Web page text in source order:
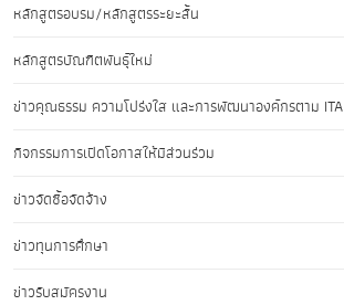
หลักสูตรอบรม/หลักสูตรระยะสั้น
หลักสูตรบัณฑิตพันธุ์ใหม่
ข่าวคุณธรรม ความโปร่งใส และการพัฒนาองค์กรตาม ITA
กิจกรรมการเปิดโอกาสให้มีส่วนร่วม
ข่าวจัดซื้อจัดจ้าง
ข่าวทุนการศึกษา
ข่าวรับสมัครงาน